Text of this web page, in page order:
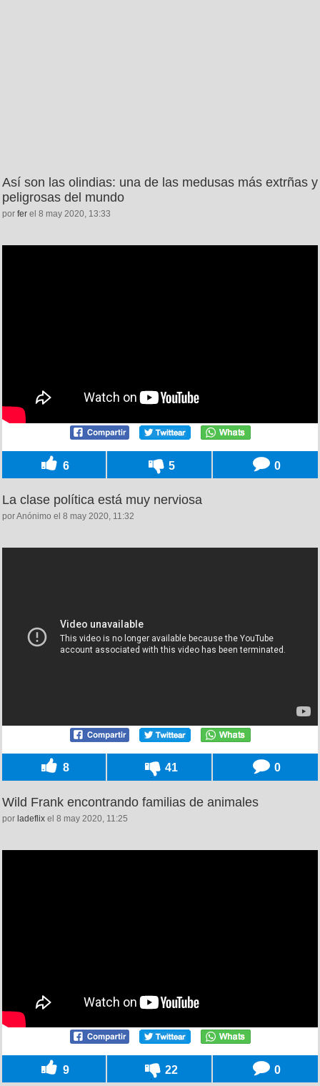
Así son las olindias: una de las medusas más extrñas y
peligrosas del mundo
por fer el 8 may 2020, 13:33
6 5 0
La clase política está muy nerviosa
por Anónimo el 8 may 2020, 11:32
8 41 0
Wild Frank encontrando familias de animales
por ladeflix el 8 may 2020, 11:25
9 22 0